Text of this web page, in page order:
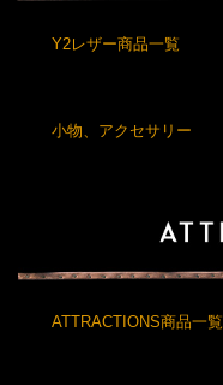
Y2レザー商品一覧
小物、アクセサリー
ATTRACTIONS商品一覧